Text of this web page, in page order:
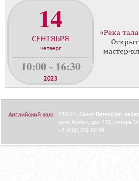
14
СЕНТЯБРЯ
четверг
10:00 - 16:30
2023
«Река
мастер-
Английский зал:
190121, Санкт-Петербург,
реки Мойки, дом 122, литера
+7 (812) 702-60-96